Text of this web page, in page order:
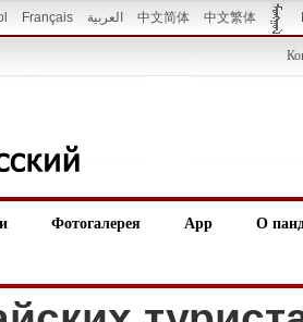
Français العربية 中文简体 中文繁体
Фотогалерея App О